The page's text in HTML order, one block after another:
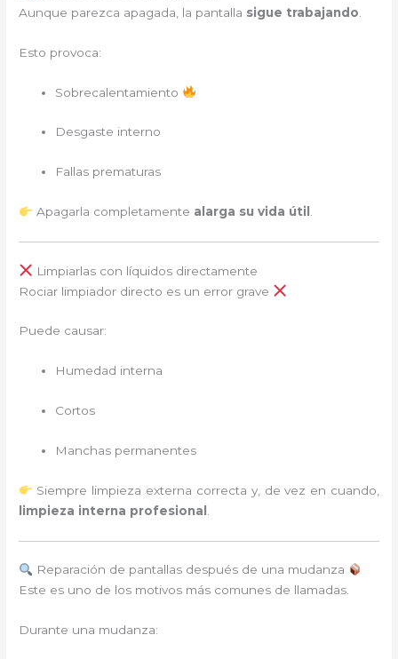
Aunque parezca apagada, la pantalla sigue trabajando
Esto provoca:
Sobrecalentamiento
Desgaste interno
Fallas prematuras
Apagarla completamente alarga su vida útil .
Limpiarlas con líquidos directamente
Rociar limpiador directo es un error grave
Puede causar:
Humedad interna
Cortos
Manchas permanentes
Siempre limpieza externa correcta y, de vez en cuando,
limpieza interna profesional
Reparación de pantallas después de una mudanza
Este es uno de los motivos más comunes de llamadas.
Durante una mudanza: